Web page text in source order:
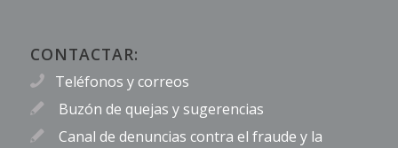
CONTACTAR:
Teléfonos y correos
Buzón de quejas y sugerencias
Canal de denuncias contra el fraude y la